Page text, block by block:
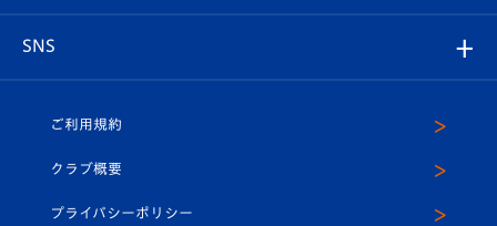
ホームタウン
プレイヤーズスイート
店舗情報
U-18
SNS
ヴィヴィくんインスタグラム
公式LINE＠
ご利用規約
クラブ概要
プライバシーポリシー